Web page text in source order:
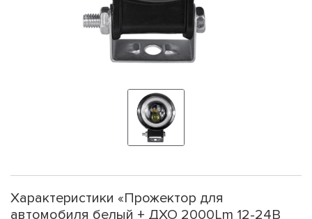
Характеристики «Прожектор для
автомобиля белый + ДХО 2000Lm 12-24В